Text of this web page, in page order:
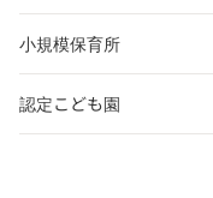
小規模保育所
認定こども園